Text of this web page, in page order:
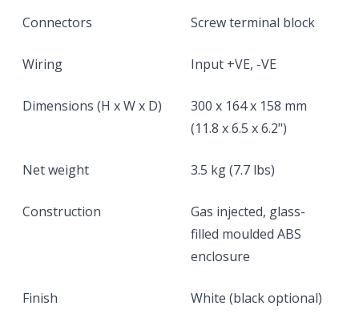
Connectors
Screw terminal block
Wiring Input +VE, -VE
Dimensions (H x W x D)
300 x 164 x 158 mm
(11.8 x 6.5 x 6.2")
Net weight 3.5 kg (7.7 lbs)
Construction
Gas injected, glass-
filled moulded ABS
enclosure
Finish White (black optional)